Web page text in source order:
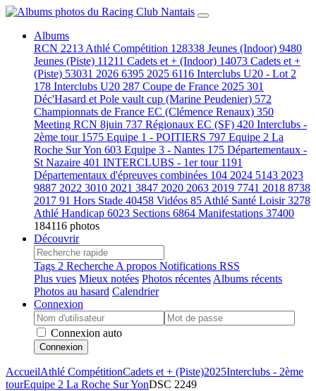
Albums
RCN 2213 Athlé Compétition 128338 Jeunes (Indoor) 9480
Jeunes (Piste) 11211 Cadets et + (Indoor) 14073 Cadets et +
(Piste) 53031 2026 6395 2025 6116 Interclubs U20 - Lot 2
178 Interclubs U20 287 Coupe de France 2025 301
Déc'Hasard et Pole vault cup (Marine Peudenier) 572
Championnats de France EC (Clémence Renaux) 350
Meeting RCN 8juin 737 Régionaux EC (SF) 420 Interclubs -
2ème tour 1575 Equipe 1 - POITIERS 797 Equipe 2 La
Roche Sur Yon 603 Equipe 3 - Nantes 175 Départementaux -
St Nazaire 401 INTERCLUBS - 1er tour 1191
Départementaux d'épreuves combinées 104 2024 5143 2023
9887 2022 3010 2021 3847 2020 2063 2019 7741 2018 8738
2017 91 Hors Stade 40458 Vidéos 85 Athlé Santé Loisir3278
Athlé Handicap 6023 Sections 6864 Manifestations 37400
184116 photos
Découvrir
Tags 2 Recherche A propos Notifications RSS
Plus vues Mieux notées Photos récentes Albums récents
Photos au hasard Calendrier
Connexion
Connexion auto
Connexion
AccueilAthlé CompétitionCadets et + (Piste)2025Interclubs - 2ème
tourEquipe 2 La Roche Sur YonDSC 2249